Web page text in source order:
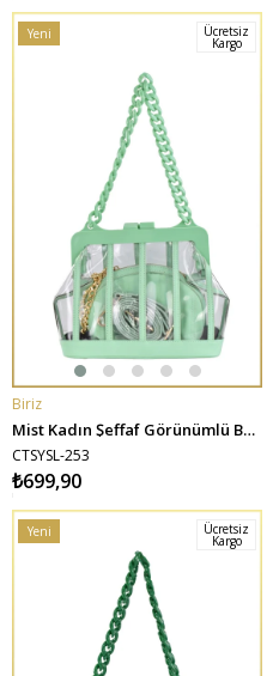
SEPETE EKLE
Yeni
Ücretsiz
Kargo
Biriz
Mist Kadın Şeffaf Görünümlü Burslu Kalın Zincirli Çanta - Su Yeşili
CTSYSL-253
₺699,90
Yeni
Ücretsiz
Kargo